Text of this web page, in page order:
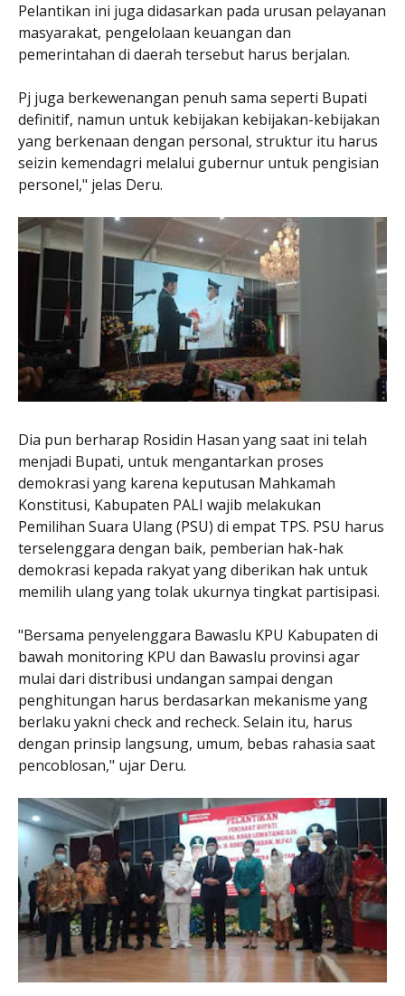
Pelantikan ini juga didasarkan pada urusan pelayanan
masyarakat, pengelolaan keuangan dan
pemerintahan di daerah tersebut harus berjalan.
Pj juga berkewenangan penuh sama seperti Bupati
definitif, namun untuk kebijakan kebijakan-kebijakan
yang berkenaan dengan personal, struktur itu harus
seizin kemendagri melalui gubernur untuk pengisian
personel," jelas Deru.
Dia pun berharap Rosidin Hasan yang saat ini telah
menjadi Bupati, untuk mengantarkan proses
demokrasi yang karena keputusan Mahkamah
Konstitusi, Kabupaten PALI wajib melakukan
Pemilihan Suara Ulang (PSU) di empat TPS. PSU harus
terselenggara dengan baik, pemberian hak-hak
demokrasi kepada rakyat yang diberikan hak untuk
memilih ulang yang tolak ukurnya tingkat partisipasi.
"Bersama penyelenggara Bawaslu KPU Kabupaten di
bawah monitoring KPU dan Bawaslu provinsi agar
mulai dari distribusi undangan sampai dengan
penghitungan harus berdasarkan mekanisme yang
berlaku yakni check and recheck. Selain itu, harus
dengan prinsip langsung, umum, bebas rahasia saat
pencoblosan," ujar Deru.